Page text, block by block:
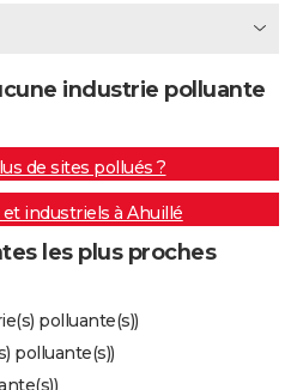
industrie polluante
de sites pollués ?
industriels à Ahuillé
les plus proches
polluante(s))
polluante(s))